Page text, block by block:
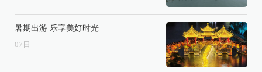
暑期出游 乐享美好时光
07 日